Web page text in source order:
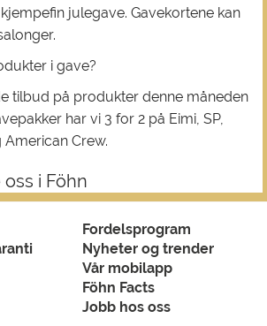
julegave. Gavekortene kan
i gave?
tilbud på produkter denne måneden
har vi 3 for 2 på Eimi, SP,
American Crew.
i Föhn
Fordelsprogram
Nyheter og trender
Vår mobilapp
Föhn Facts
Jobb hos oss